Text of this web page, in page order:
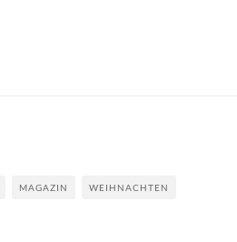
MAGAZIN WEIHNACHTEN